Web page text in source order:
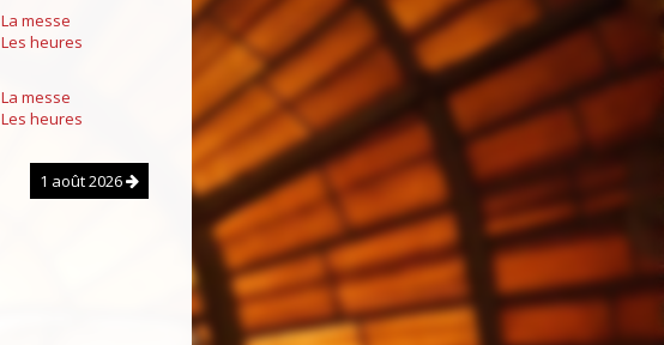
La messe
Les heures
La messe
Les heures
1 août 2026